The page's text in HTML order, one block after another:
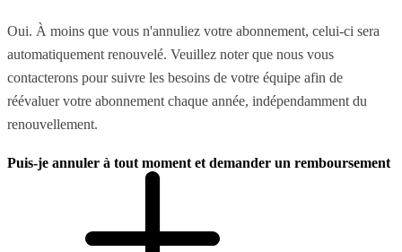
Oui. À moins que vous n'annuliez votre abonnement, celui-ci sera
automatiquement renouvelé. Veuillez noter que nous vous
contacterons pour suivre les besoins de votre équipe afin de
réévaluer votre abonnement chaque année, indépendamment du
renouvellement.
Puis-je annuler à tout moment et demander un remboursement